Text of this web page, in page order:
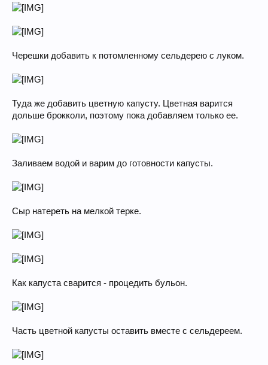
Черешки добавить к потомленному сельдерею с луком.
Туда же добавить цветную капусту. Цветная варится
дольше брокколи, поэтому пока добавляем только ее.
Заливаем водой и варим до готовности капусты.
Сыр натереть на мелкой терке.
Как капуста сварится - процедить бульон.
Часть цветной капусты оставить вместе с сельдереем.